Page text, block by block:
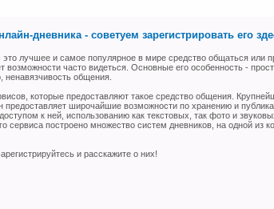
дневника - советуем зарегистрировать его
это лучшее и самое популярное в мире средство общаться или
возможности часто видеться. Основные его особенность -
ненавязчивость общения.
которые предоставляют такое средство общения.
предоставляет широчайшие возможности по хранению и
к ней, использованию как текстовых, так фото и
сервиса построено множество систем дневников, на одной из
и расскажите о них!